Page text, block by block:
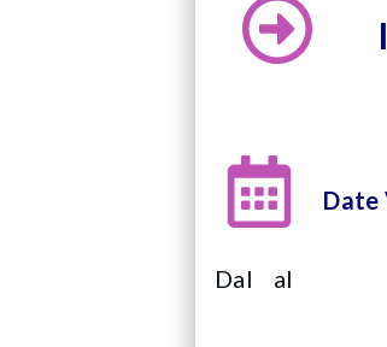
Date
Dal al